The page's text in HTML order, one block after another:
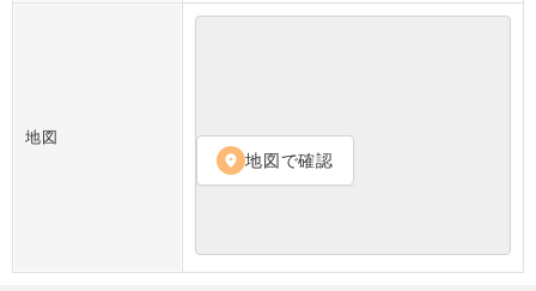
地図
location_on 地図で確認